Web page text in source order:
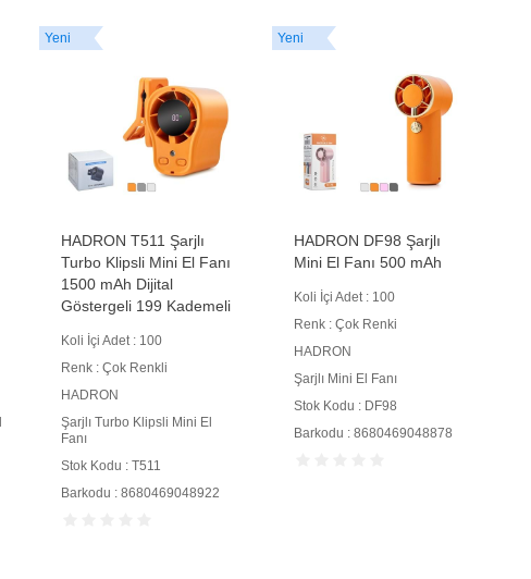
Yeni
HADRON T511 Şarjlı
Turbo Klipsli Mini El Fanı
1500 mAh Dijital
Göstergeli 199 Kademeli
Koli İçi Adet : 100
Renk : Çok Renkli
HADRON
Şarjlı Turbo Klipsli Mini El
Fanı
Stok Kodu : T511
Barkodu : 8680469048922
Yeni
HADRON DF98 Şarjlı
Mini El Fanı 500 mAh
Koli İçi Adet : 100
Renk : Çok Renki
HADRON
Şarjlı Mini El Fanı
Stok Kodu : DF98
Barkodu : 8680469048878